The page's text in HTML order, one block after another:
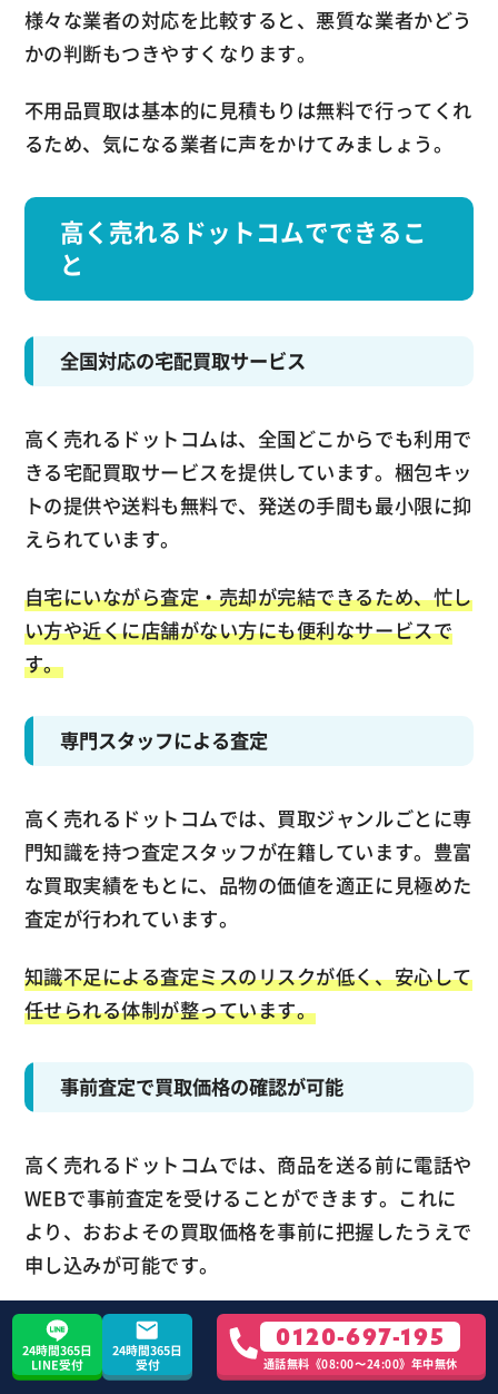
様々な業者の対応を比較すると、悪質な業者かどう
かの判断もつきやすくなります。
不用品買取は基本的に見積もりは無料で行ってくれ
るため、気になる業者に声をかけてみましょう。
高く売れるドットコムでできるこ
と
全国対応の宅配買取サービス
高く売れるドットコムは、全国どこからでも利用で
きる宅配買取サービスを提供しています。梱包キッ
トの提供や送料も無料で、発送の手間も最小限に抑
えられています。
自宅にいながら査定・売却が完結できるため、忙し
い方や近くに店舗がない方にも便利なサービスで
す。
専門スタッフによる査定
高く売れるドットコムでは、買取ジャンルごとに専
門知識を持つ査定スタッフが在籍しています。豊富
な買取実績をもとに、品物の価値を適正に見極めた
査定が行われています。
知識不足による査定ミスのリスクが低く、安心して
任せられる体制が整っています。
事前査定で買取価格の確認が可能
高く売れるドットコムでは、商品を送る前に電話や
WEBで事前査定を受けることができます。これに
より、おおよその買取価格を事前に把握したうえで
申し込みが可能です。
発送後のトラブルやギャップを減らせる仕組みとな
っており、初めての方でも安心して利用できます。
24時間365日
LINE受付
24時間365日
受付
0120-697-195
通話無料《08:00〜24:00》年中無休